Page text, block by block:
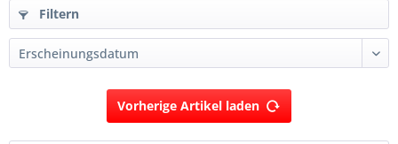
Filtern
Vorherige Artikel laden